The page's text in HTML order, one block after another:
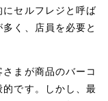
セルフレジと呼ば
く、店員を必要と
まが商品のバーコ
です。しかし、最